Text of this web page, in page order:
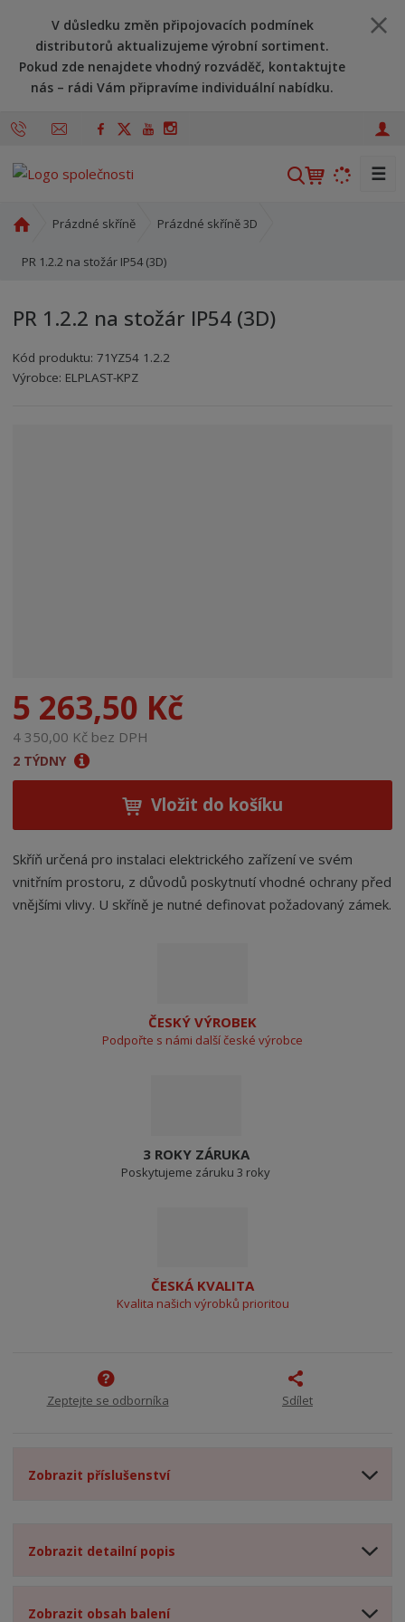
V důsledku změn připojovacích podmínek
distributorů aktualizujeme výrobní sortiment.
Pokud zde nenajdete vhodný rozváděč, kontaktujte
nás – rádi Vám připravíme individuální nabídku.
V
☰
o
í
t
r
Prázdné skříně Prázdné skříně 3D
PR 1.2.2 na stožár IP54 (3D)
PR 1.2.2 na stožár IP54 (3D)
Kód produktu:71YZ54 1.2.2
Kód výrobce: 8595208634048
Kód dodavatele:8595208634048
Výrobce: ELPLAST-KPZ
5 263,50 Kč
4 350,00 Kč bez DPH
2 TÝDNY
Vložit do košíku
Skříň určená pro instalaci elektrického zařízení ve svém
vnitřním prostoru, z důvodů poskytnutí vhodné ochrany před
vnějšími vlivy. U skříně je nutné definovat požadovaný zámek.
ČESKÝ VÝROBEK
Podpořte s námi další české výrobce
3 ROKY ZÁRUKA
Poskytujeme záruku 3 roky
ČESKÁ KVALITA
Kvalita našich výrobků prioritou
Zeptejte se odborníka Sdílet
Zobrazit příslušenství
Zobrazit detailní popis
Zobrazit obsah balení